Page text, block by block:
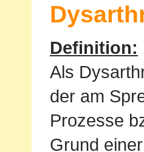
Definition:
Als
der am
Prozesse
Grund